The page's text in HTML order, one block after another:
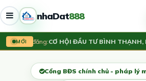
nhaDat888
MỚI
Vừa đăng:CƠ HỘI ĐẦU TƯ BÌNH THẠNH,
Cổng BĐS chính chủ - pháp lý